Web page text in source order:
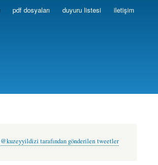
pdf dosyaları duyuru listesi iletişim
@kuzeyyildizi tarafından gönderilen tweetler